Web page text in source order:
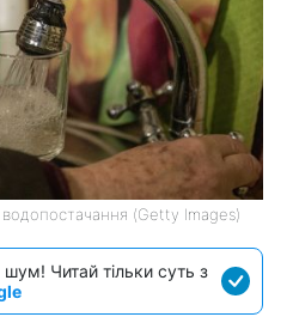
(Getty Images)
Читай тільки суть з